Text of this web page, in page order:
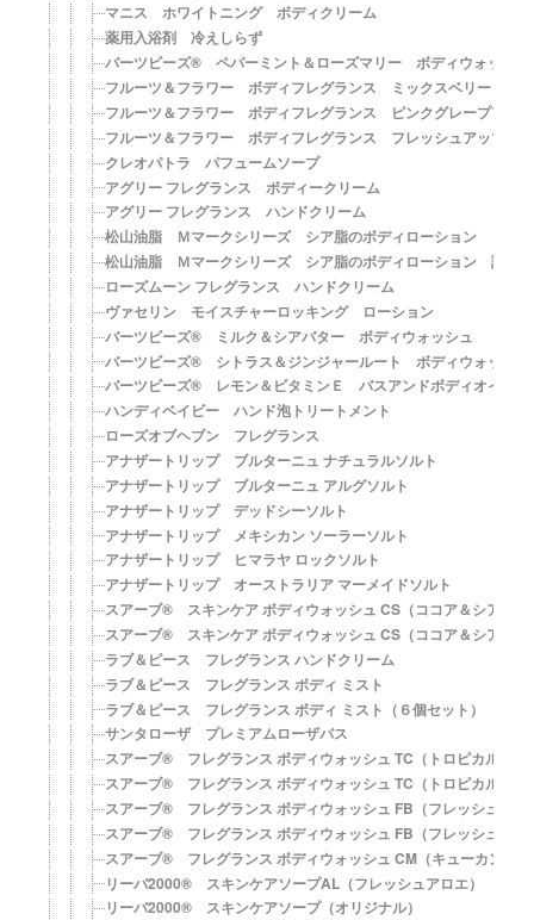
マニス ホワイトニング ボディクリーム
薬用入浴剤 冷えしらず
バーツビーズ® ペパーミント＆ローズマリー ボディウォッシュ
フルーツ＆フラワー ボディフレグランス ミックスベリー
フルーツ＆フラワー ボディフレグランス ピンクグレープフル
フルーツ＆フラワー ボディフレグランス フレッシュアップル
クレオパトラ パフュームソープ
アグリー フレグランス ボディークリーム
アグリー フレグランス ハンドクリーム
松山油脂 Ｍマークシリーズ シア脂のボディローション
松山油脂 Ｍマークシリーズ シア脂のボディローション 詰替用
ローズムーン フレグランス ハンドクリーム
ヴァセリン モイスチャーロッキング ローション
バーツビーズ® ミルク＆シアバター ボディウォッシュ
バーツビーズ® シトラス＆ジンジャールート ボディウォッシュ
バーツビーズ® レモン＆ビタミンＥ バスアンドボディオイル
ハンディベイビー ハンド泡トリートメント
ローズオブヘブン フレグランス
アナザートリップ ブルターニュ ナチュラルソルト
アナザートリップ ブルターニュ アルグソルト
アナザートリップ デッドシーソルト
アナザートリップ メキシカン ソーラーソルト
アナザートリップ ヒマラヤ ロックソルト
アナザートリップ オーストラリア マーメイドソルト
スアーブ® スキンケア ボディウォッシュ CS（ココア＆シアバタ
スアーブ® スキンケア ボディウォッシュ CS（ココア＆シアバタ
ラブ＆ピース フレグランス ハンドクリーム
ラブ＆ピース フレグランス ボディ ミスト
ラブ＆ピース フレグランス ボディ ミスト（６個セット）
サンタローザ プレミアムローザバス
スアーブ® フレグランス ボディウォッシュ TC（トロピカル・コ
スアーブ® フレグランス ボディウォッシュ TC（トロピカル・コ
スアーブ® フレグランス ボディウォッシュ FB（フレッシュベリ
スアーブ® フレグランス ボディウォッシュ FB（フレッシュベリ
スアーブ® フレグランス ボディウォッシュ CM（キューカンバ
リーバ2000® スキンケアソープAL（フレッシュアロエ）
リーバ2000® スキンケアソープ（オリジナル）